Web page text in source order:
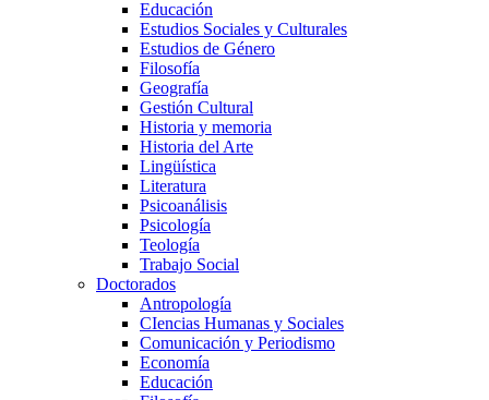
Educación
Estudios Sociales y Culturales
Estudios de Género
Filosofía
Geografía
Gestión Cultural
Historia y memoria
Historia del Arte
Lingüística
Literatura
Psicoanálisis
Psicología
Teología
Trabajo Social
Doctorados
Antropología
CIencias Humanas y Sociales
Comunicación y Periodismo
Economía
Educación